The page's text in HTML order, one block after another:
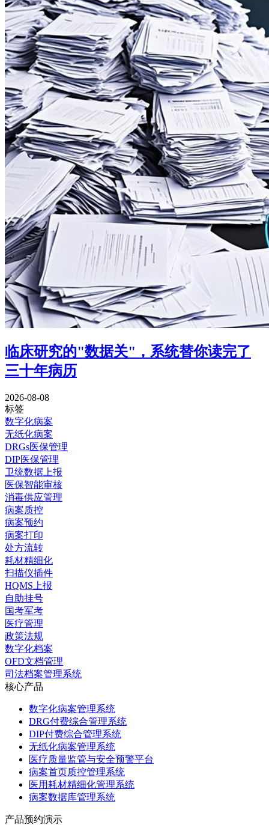
临床研究的"数据关"，系统替你读完了
三十年病历
2026-08-08
标签
数字化病案
无纸化病案
DRGs医保管理
DIP医保管理
卫统数据上报
医保智能审核
消毒供应管理
病案质控
病案预约
病案打印
处方流转
耗材精细化
扫描仪插件
HQMS上报
自助挂号
国考军考
医疗管理
政策法规
数字化档案
OFD文档管理
司法档案管理系统
核心产品
数字化病案管理系统
DRG付费综合管理系统
DIP付费综合管理系统
无纸化病案管理系统
医疗质量监管与安全预警平台
病案首页质控管理系统
医用耗材精细化管理系统
病案数据库管理系统
产品预约演示